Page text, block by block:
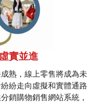
實並進
熟，線上零售將成為未
紛走向虛擬和實體通路
銷購物銷售網站系統，